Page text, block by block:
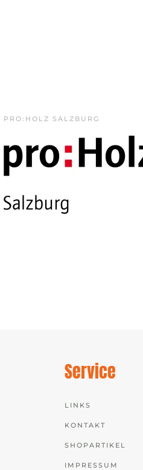
PRO:HOLZ SALZBURG
Service
LINKS
KONTAKT
SHOPARTIKEL
IMPRESSUM